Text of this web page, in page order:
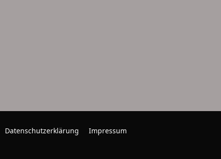
Datenschutzerklärung Impressum